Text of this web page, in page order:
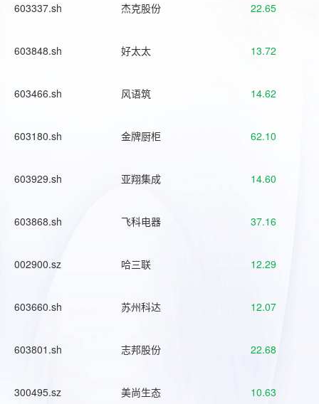
603337.sh 杰克股份 22.65
603848.sh 好太太 13.72
603466.sh 风语筑 14.62
603180.sh 金牌厨柜 62.10
603929.sh 亚翔集成 14.60
603868.sh 飞科电器 37.16
002900.sz 哈三联 12.29
603660.sh 苏州科达 12.07
603801.sh 志邦股份 22.68
300495.sz 美尚生态 10.63